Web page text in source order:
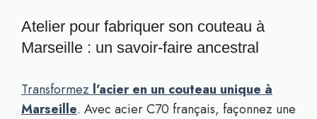
Atelier pour fabriquer son couteau à
Marseille : un savoir-faire ancestral
Transformez l’acier en un couteau unique à
Marseille. Avec acier C70 français, façonnez une